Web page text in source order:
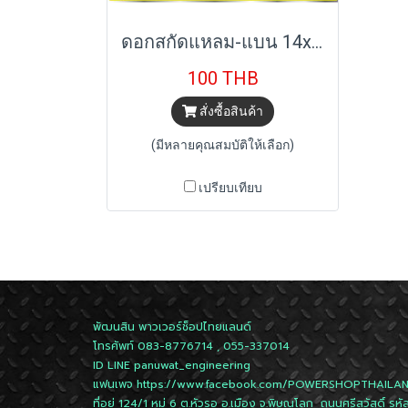
ดอกสกัดแหลม-แบน 14x250mm. STANNOX
100 THB
สั่งซื้อสินค้า
(มีหลายคุณสมบัติให้เลือก)
เปรียบเทียบ
พัฒนสิน พาวเวอร์ช็อปไทยแลนด์
โทรศัพท์ 083-8776714 , 055-337014
ID LINEpanuwat_engineering
แฟนเพจhttps://www.facebook.com/
ที่อยู่ 124/1 หมู่ 6 ต.หัวรอ อ.เมือง จ.พิษณุโลก ถนนศรีสวัสดิ์ รหั